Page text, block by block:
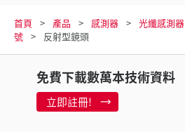
首頁 產品 感測器 光纖感測器
號
反射型鏡頭
免費下載數萬本技術資料
立即註冊!